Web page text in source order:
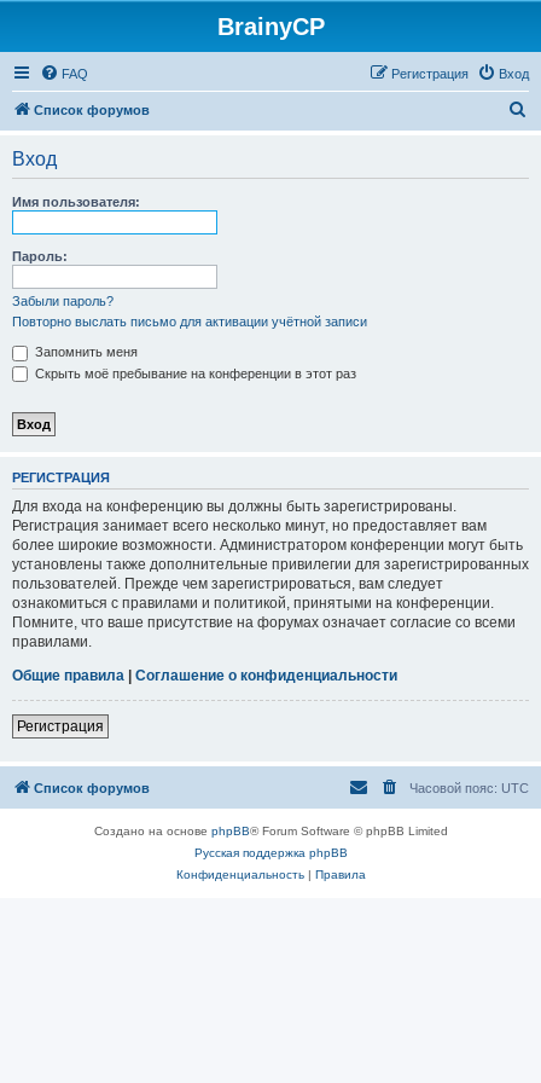
BrainyCP
FAQ Вход
Регистрация
Список форумов
Вход
Имя пользователя:
Пароль:
Забыли пароль?
Повторно выслать письмо для активации учётной записи
Запомнить меня
Скрыть моё пребывание на конференции в этот раз
РЕГИСТРАЦИЯ
Для входа на конференцию вы должны быть зарегистрированы.
Регистрация занимает всего несколько минут, но предоставляет вам
более широкие возможности. Администратором конференции могут быть
установлены также дополнительные привилегии для зарегистрированных
пользователей. Прежде чем зарегистрироваться, вам следует
ознакомиться с правилами и политикой, принятыми на конференции.
Помните, что ваше присутствие на форумах означает согласие со всеми
правилами.
Общие правила | Соглашение о конфиденциальности
Регистрация
Список форумов Часовой пояс: UTC
Создано на основе phpBB® Forum Software © phpBB Limited
Русская поддержка phpBB
Конфиденциальность| Правила